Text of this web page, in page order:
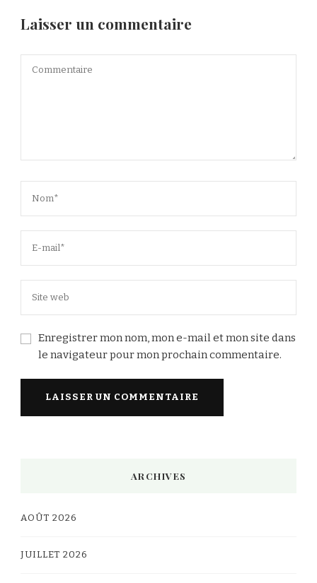
Laisser un commentaire
Enregistrer mon nom, mon e-mail et mon site dans
le navigateur pour mon prochain commentaire.
ARCHIVES
AOÛT 2026
JUILLET 2026